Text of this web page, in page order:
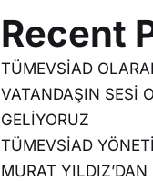
Recent
TÜMEVSİAD
VATANDAŞIN SESİ
GELİYORUZ
TÜMEVSİAD
MURAT